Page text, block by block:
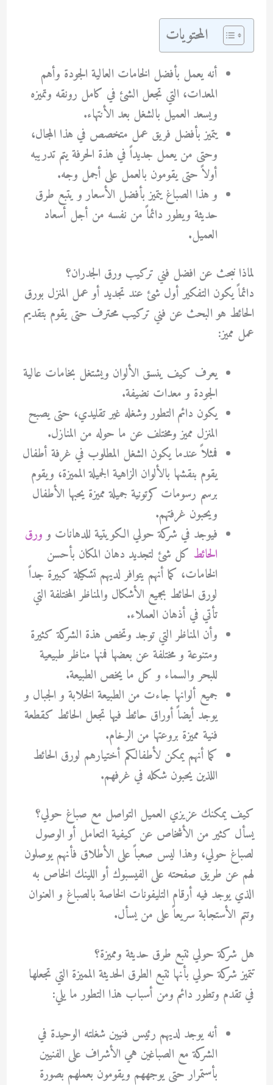
المحتويات
أنه يعمل بأفضل الخامات العالية الجودة وأهم
المعدات، التي تجعل الشئ في كامل رونقه وتميزه
ويسعد العميل بالشغل بعد الأنتهاء.
يتميز بأفضل فريق عمل متخصص في هذا المجال،
وحتى من يعمل جديداً في هذة الحرفة يتم تدريبه
أولاً حتى يقومون بالعمل على أجمل وجه.
و هذا الصباغ يتميز بأفضل الأسعار و يتبع طرق
حديثة ويطور دائماً من نفسه من أجل أسعاد
العميل.
لماذا نبحث عن افضل فني تركيب ورق الجدران؟
دائماً يكون التفكير أول شئ عند تجديد أو عمل المنزل بورق
الحائط هو البحث عن فني تركيب محترف حتى يقوم بتقديم
عمل مميز:
يعرف كيف ينسق الألوان ويشتغل بخامات عالية
الجودة و معدات نضيفة.
يكون دائم التطور وشغله غير تقليدي، حتى يصبح
المنزل مميز ومختلف عن ما حوله من المنازل.
فمثلاً عندما يكون الشغل المطلوب في غرفة أطفال
يقوم بنقشها بالألوان الزاهية الجميلة المميزة، ويقوم
برسم رسومات كرتونية جميلة مميزة يحبها الأطفال
ويحبون غرفتهم.
فيوجد في شركة حولي الكويتية للدهانات وورق
الحائط كل شئ لتجديد دهان المكان بأحسن
الخامات، كما أنهم يتوافر لديهم تشكيلة كبيرة جداً
لورق الحائط بجميع الأشكال والمناظر المختلفة التي
تأتي في أذهان العملاء.
وأن المناظر التي توجد وتخص هذة الشركة كثيرة
ومتنوعة و مختلفة عن بعضها فمنها مناظر طبيعية
للبحر والسماء و كل ما يخص الطبيعة.
جميع ألوانها جاءت من الطبيعة الخلابة و الجبال و
يوجد أيضاً أوراق حائط فيها تجعل الحائط كقطعة
فنية مميزة بروعتها من الرخام.
كما أنهم يمكن لأطفالكم أختيارهم لورق الحائط
اللذين يحبون شكله في غرفهم.
كيف يمكنك عزيزي العميل التواصل مع صباغ حولي؟
يسأل كثير من الأشخاص عن كيفية التعامل أو الوصول
لصباغ حولي، وهذا ليس صعباً على الأطلاق فأنهم يوصلون
لهم عن طريق صفحته على الفيسبوك أو اللينك الخاص به
الذي يوجد فيه أرقام التليفونات الخاصة بالصباغ و العنوان
وتتم الأستجابة سريعاً على من يسأل.
هل شركة حولي تتبع طرق حديثة ومميزة؟
تتميز شركة حولي بأنها تتبع الطرق الحديثة المميزة التي تجعلها
في تقدم وتطور دائم ومن أسباب هذا التطور ما يلي:
أنه يوجد لديهم رئيس فنيين شغلته الوحيدة في
الشركة مع الصباغين هي الأشراف على الفنيين
بأستمرار حتى يوجههم ويقومون بعملهم بصورة